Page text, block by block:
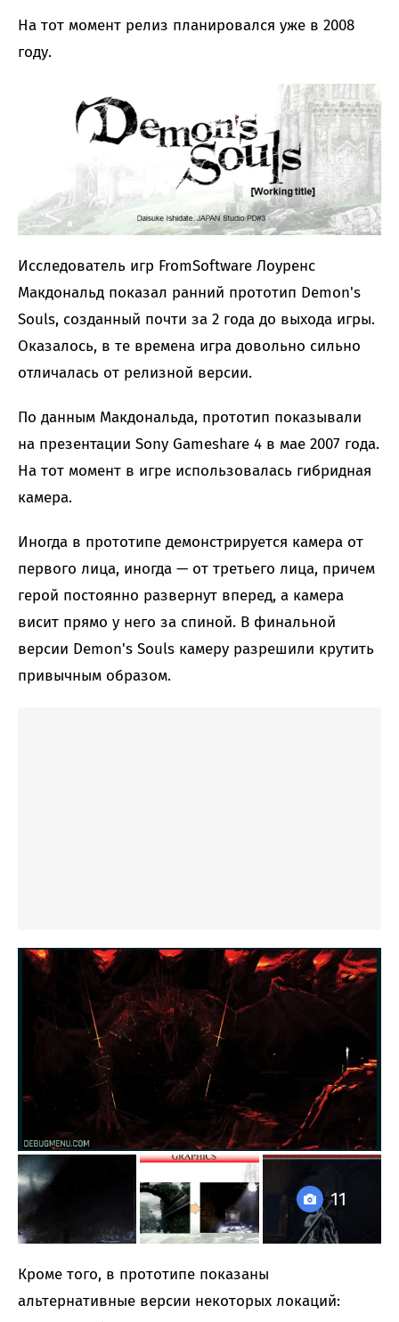
На тот момент релиз планировался уже в 2008
году.
Исследователь игр FromSoftware Лоуренс
Макдональд показал ранний прототип Demon's
Souls, созданный почти за 2 года до выхода игры.
Оказалось, в те времена игра довольно сильно
отличалась от релизной версии.
По данным Макдональда, прототип показывали
на презентации Sony Gameshare 4 в мае 2007 года.
На тот момент в игре использовалась гибридная
камера.
Иногда в прототипе демонстрируется камера от
первого лица, иногда — от третьего лица, причем
герой постоянно развернут вперед, а камера
висит прямо у него за спиной. В финальной
версии Demon's Souls камеру разрешили крутить
привычным образом.
11
Кроме того, в прототипе показаны
альтернативные версии некоторых локаций: